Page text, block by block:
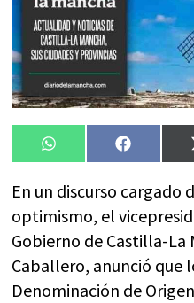
Compartir
en
WhatsApp
en
En un discurso cargado
optimismo, el
Gobierno de Castilla-La
Caballero, anunció que
Denominación de